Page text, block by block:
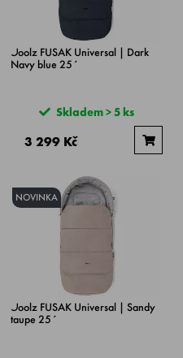
Joolz FUSAK Universal | Dark
Navy blue 25´
Skladem > 5 ks
3 299 Kč
NOVINKA
Joolz FUSAK Universal | Sandy
taupe 25´